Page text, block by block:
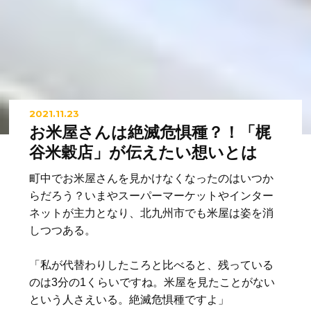
2021.11.23
お米屋さんは絶滅危惧種？！「梶
谷米穀店」が伝えたい想いとは
町中でお米屋さんを見かけなくなったのはいつか
らだろう？いまやスーパーマーケットやインター
ネットが主力となり、北九州市でも米屋は姿を消
しつつある。
「私が代替わりしたころと比べると、残っている
のは3分の1くらいですね。米屋を見たことがない
という人さえいる。絶滅危惧種ですよ」